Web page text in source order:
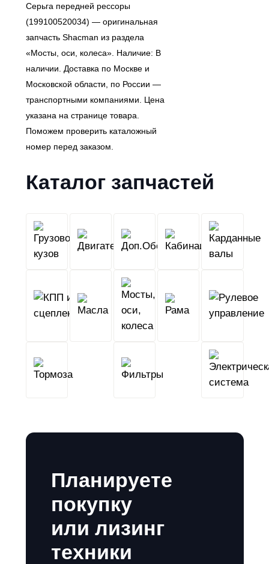
Серьга передней рессоры
(199100520034) — оригинальная
запчасть Shacman из раздела
«Мосты, оси, колеса». Наличие: В
наличии. Доставка по Москве и
Московской области, по России —
транспортными компаниями. Цена
указана на странице товара.
Поможем проверить каталожный
номер перед заказом.
Каталог запчастей
Грузовой
кузов
Двигатель Кабина
КПП
оси,
Рама
Тормоза Фильтры
Планируете
покупку
или лизинг
техники